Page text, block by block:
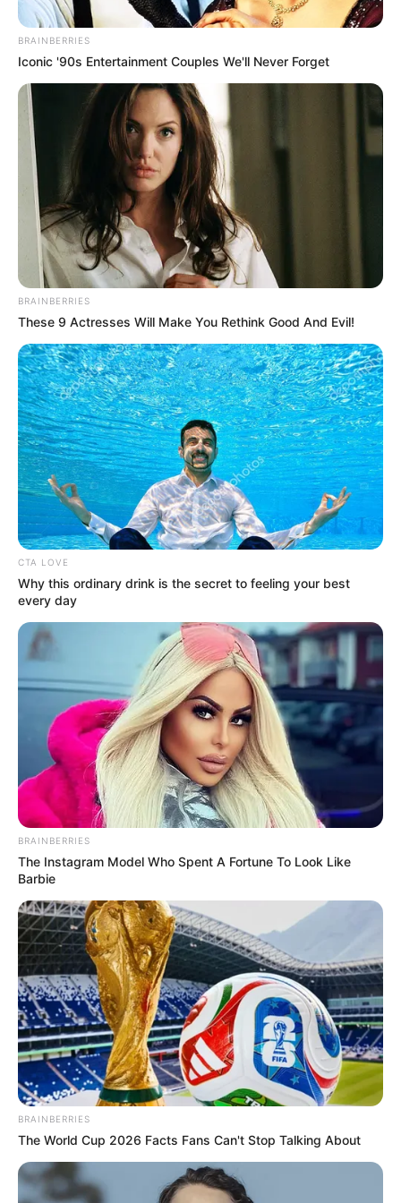
Posted
in
Friss hírek
1 perce érkezett! Meghalt a 9
éves Kinga! Az egész országot
megrendítették a halálának
körülményei:
by Szerző • May 5, 2026
BRAINBERRIES
Iconic '90s Entertainment Couples We'll Never Forget
BRAINBERRIES
These 9 Actresses Will Make You Rethink Good And Evil!
CTA LOVE
Why this ordinary drink is the secret to feeling your best
every day
BRAINBERRIES
The Instagram Model Who Spent A Fortune To Look Like
Barbie
BRAINBERRIES
The World Cup 2026 Facts Fans Can't Stop Talking About